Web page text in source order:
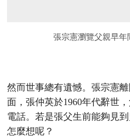
張宗憲瀏覽父親早
然而世事總有遺憾。張宗憲
面，張仲英於1960年代辭世
電話。若是張父生前能夠見
怎麼想呢？